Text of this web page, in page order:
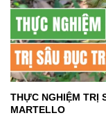
THỰC NGHIỆM TRỊ
MARTELLO